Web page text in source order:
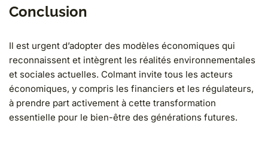
Conclusion
Il est urgent d’adopter des modèles économiques qui
reconnaissent et intègrent les réalités environnementales
et sociales actuelles. Colmant invite tous les acteurs
économiques, y compris les financiers et les régulateurs,
à prendre part activement à cette transformation
essentielle pour le bien-être des générations futures.